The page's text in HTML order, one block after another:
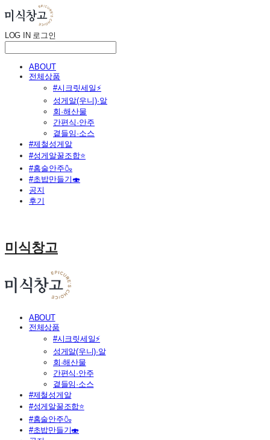
LOG IN 로그인
ABOUT
전체상품
#시크릿세일⚡
성게알(우니)·알
회·해산물
간편식·안주
곁들임·소스
#제철성게알
#성게알꿀조합⭐
#홈술안주🍶
#초밥만들기🍣
공지
후기
미식창고
ABOUT
전체상품
#시크릿세일⚡
성게알(우니)·알
회·해산물
간편식·안주
곁들임·소스
#제철성게알
#성게알꿀조합⭐
#홈술안주🍶
#초밥만들기🍣